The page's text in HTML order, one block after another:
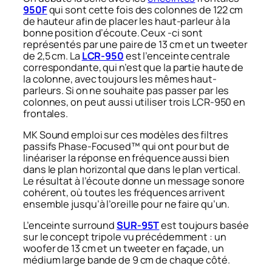
950Fqui sont cette fois des colonnes de 122 cm
de hauteur afin de placer les haut-parleur à la
bonne position d’écoute. Ceux -ci sont
représentés par une paire de 13 cm et un tweeter
de 2,5 cm. La LCR-950est l’enceinte centrale
correspondante, qui n’est que la partie haute de
la colonne, avec toujours les mêmes haut-
parleurs. Si on ne souhaite pas passer par les
colonnes, on peut aussi utiliser trois LCR-950 en
frontales.
MK Sound emploi sur ces modèles des filtres
passifs Phase-Focused™ qui ont pour but de
linéariser la réponse en fréquence aussi bien
dans le plan horizontal que dans le plan vertical.
Le résultat à l’écoute donne un message sonore
cohérent, où toutes les fréquences arrivent
ensemble jusqu’à l’oreille pour ne faire qu’un.
L’enceinte surroundSUR-95Test toujours basée
sur le concept tripole vu précédemment : un
woofer de 13 cm et un tweeter en façade, un
médium large bande de 9 cm de chaque côté.